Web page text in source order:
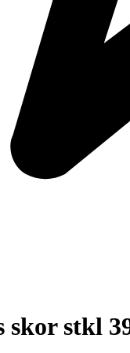
skor stkl